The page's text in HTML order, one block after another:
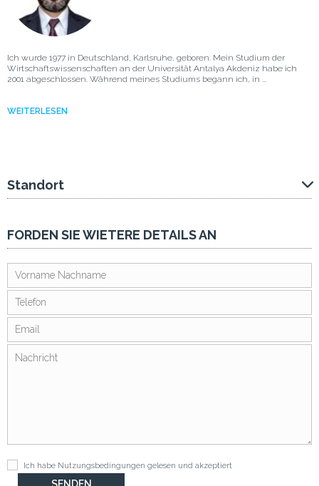
Ich wurde 1977 in Deutschland, Karlsruhe, geboren. Mein Studium der
Wirtschaftswissenschaften an der Universität Antalya Akdeniz habe ich
2001 abgeschlossen. Während meines Studiums begann ich, in ...
WEITERLESEN
Standort
FORDEN SIE WIETERE DETAILS AN
Ich habe Nutzungsbedingungen gelesen und akzeptiert